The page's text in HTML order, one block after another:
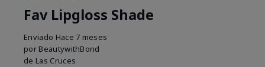
Fav Lipgloss Shade
Enviado Hace 7 meses
por BeautywithBond
de Las Cruces